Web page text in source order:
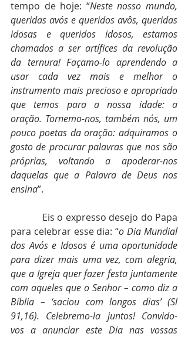
tempo de hoje: “Neste nosso mundo,
queridas avós e queridos avôs, queridas
idosas e queridos idosos, estamos
chamados a ser artífices da revolução
da ternura! Façamo-lo aprendendo a
usar cada vez mais e melhor o
instrumento mais precioso e apropriado
que temos para a nossa idade: a
oração. Tornemo-nos, também nós, um
pouco poetas da oração: adquiramos o
gosto de procurar palavras que nos são
próprias, voltando a apoderar-nos
daquelas que a Palavra de Deus nos
ensina”.
para celebrar esse dia: “o Dia Mundial
dos Avós e Idosos é uma oportunidade
para dizer mais uma vez, com alegria,
que a Igreja quer fazer festa juntamente
com aqueles que o Senhor – como diz a
Bíblia – ‘saciou com longos dias’ (Sl
91,16). Celebremo-la juntos! Convido-
vos a anunciar este Dia nas vossas